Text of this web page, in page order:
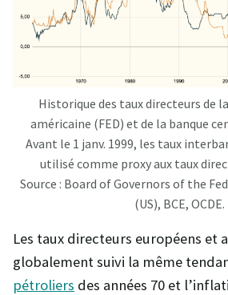
Historique des taux directeurs de
américaine (FED) et de la banque
Avant le 1 janv. 1999, les taux
utilisé comme proxy aux taux
Source : Board of Governors of the
(US), BCE, OCDE.
Les taux directeurs européens et
globalement suivi la même
pétroliers des années 70 et